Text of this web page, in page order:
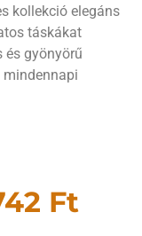
kollekció elegáns
táskákat
és gyönyörű
Ft